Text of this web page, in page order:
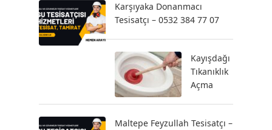
Karşıyaka Donanmacı
Tesisatçı – 0532 384 77 07
Kayışdağı
Tıkanıklık
Açma
Maltepe Feyzullah Tesisatçı –